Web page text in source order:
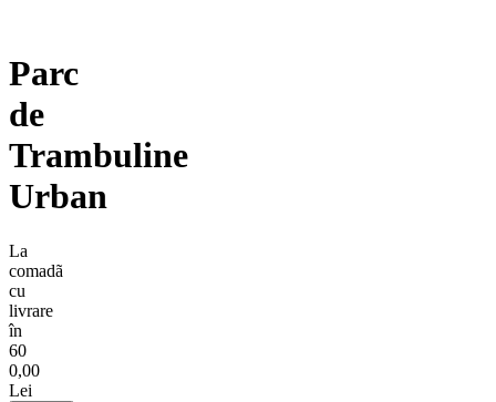
Parc
de
Trambuline
Urban
La
comadã
cu
livrare
în
60
0,00
Lei